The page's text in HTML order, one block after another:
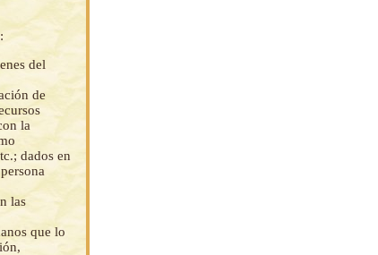
del
de
la
dados en
las
que lo